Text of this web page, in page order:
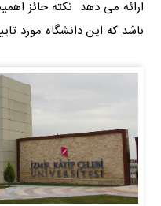
ارائه می دهد نکته حائز
باشد که این دانشگاه مورد